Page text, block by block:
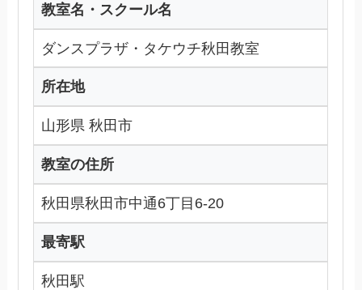
教室名・スクール名
ダンスプラザ・タケウチ秋田教室
所在地
山形県 秋田市
教室の住所
秋田県秋田市中通6丁目6-20
最寄駅
秋田駅